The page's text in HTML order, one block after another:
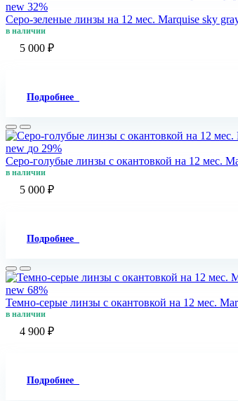
new 32%
Серо-зеленые линзы на 12 мес. Marquise sky
в наличии
5 000 ₽
Подробнее
new до 29%
Серо-голубые линзы c окантовкой на 12 мес.
в наличии
5 000 ₽
Подробнее
new 68%
Темно-серые линзы c окантовкой на 12 мес.
в наличии
4 900 ₽
Подробнее